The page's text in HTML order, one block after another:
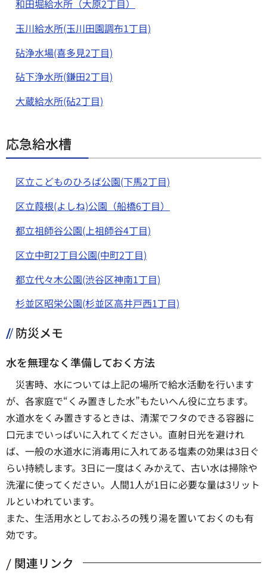
和田堀給水所（大原2丁目）
玉川給水所(玉川田園調布1丁目)
砧浄水場(喜多見2丁目)
砧下浄水所(鎌田2丁目)
大蔵給水所(砧2丁目)
応急給水槽
区立こどものひろば公園(下馬2丁目)
区立葭根(よしね)公園（船橋6丁目）
都立祖師谷公園(上祖師谷4丁目)
区立中町2丁目公園(中町2丁目)
都立代々木公園(渋谷区神南1丁目)
杉並区昭栄公園(杉並区高井戸西1丁目)
防災メモ
水を無理なく準備しておく方法
災害時、水については上記の場所で給水活動を行います
が、各家庭で“くみ置きした水”もたいへん役に立ちます。
水道水をくみ置きするときは、清潔でフタのできる容器に
口元までいっぱいに入れてください。直射日光を避けれ
ば、一般の水道水に消毒用に入れてある塩素の効果は3日ぐ
らい持続します。3日に一度はくみかえて、古い水は掃除や
洗濯に使ってください。人間1人が1日に必要な量は3リット
ルといわれています。
また、生活用水としておふろの残り湯を置いておくのも有
効です。
関連リンク